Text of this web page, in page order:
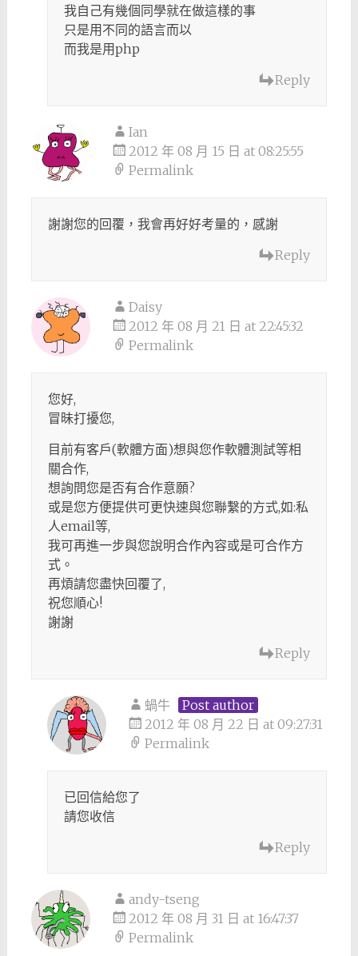
我自己有幾個同學就在做這樣的事
只是用不同的語言而以
而我是用php
Reply
Ian
2012 年 08 月 15 日 at 08:25:55
Permalink
謝謝您的回覆，我會再好好考量的，感謝
Reply
Daisy
2012 年 08 月 21 日 at 22:45:32
Permalink
您好,
冒昧打擾您,
目前有客戶(軟體方面)想與您作軟體測試等相
關合作,
想詢問您是否有合作意願?
或是您方便提供可更快速與您聯繫的方式,如:私
人email等,
我可再進一步與您說明合作內容或是可合作方
式。
再煩請您盡快回覆了,
祝您順心!
謝謝
Reply
蝸牛
Post author
2012 年 08 月 22 日 at 09:27:31
Permalink
已回信給您了
請您收信
Reply
andy-tseng
2012 年 08 月 31 日 at 16:47:37
Permalink